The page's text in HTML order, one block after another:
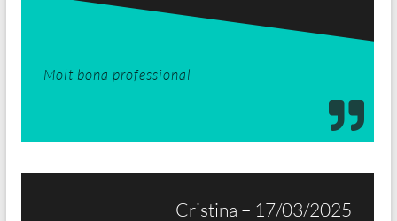
Molt bona professional
Cristina – 17/03/2025